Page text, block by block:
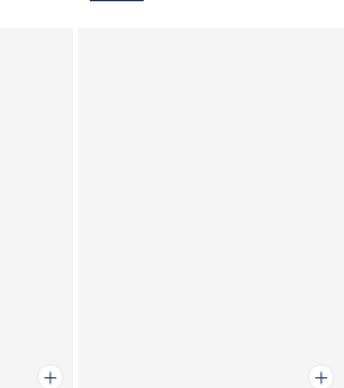
Ajouter au panier